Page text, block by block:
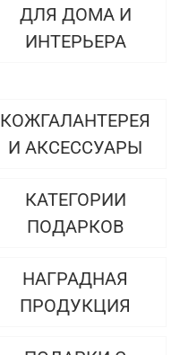
ДЛЯ ДОМА И
ИНТЕРЬЕРА
КОЖГАЛАНТЕРЕЯ
И АКСЕССУАРЫ
КАТЕГОРИИ
ПОДАРКОВ
НАГРАДНАЯ
ПРОДУКЦИЯ